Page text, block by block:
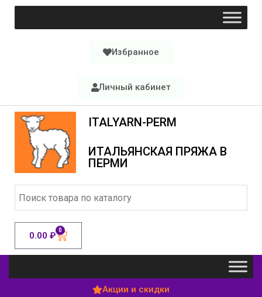
Избранное
Личный кабинет
ITALYARN-PERM
ИТАЛЬЯНСКАЯ ПРЯЖА В
ПЕРМИ
0.00 ₽ 0
Акции и скидки